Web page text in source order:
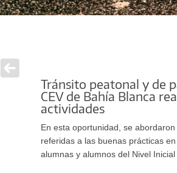
Tránsito peatonal y de
CEV de Bahía Blanca
actividades
En esta oportunidad, se
referidas a las buenas prácticas
alumnas y alumnos del Nivel Inicial